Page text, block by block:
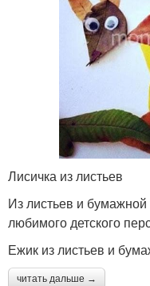
Лисичка из листьев
Из листьев и
любимого детского
Ежик из листьев и
читать дальше →